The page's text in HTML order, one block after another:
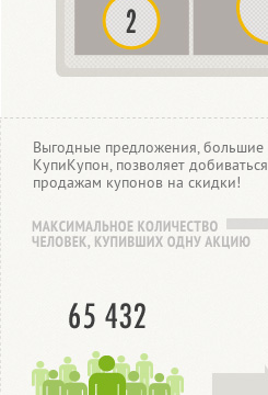
Выгодные предложения, большие
КупиКупон, позволяет
продажам купонов на скидки!